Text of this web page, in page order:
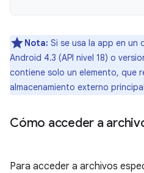
Nota: Si se usa la app en un
Android 4.3 (API nivel 18) o
contiene solo un elemento, que
almacenamiento externo
Cómo acceder a
Para acceder a archivos